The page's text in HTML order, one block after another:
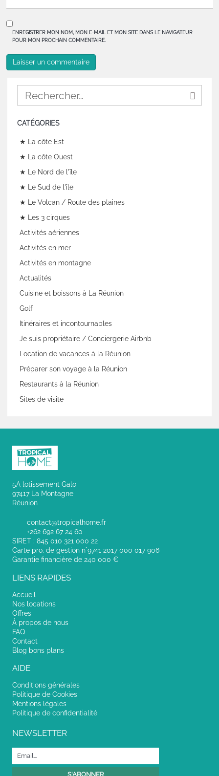
ENREGISTRER MON NOM, MON E-MAIL ET MON SITE DANS LE NAVIGATEUR
POUR MON PROCHAIN COMMENTAIRE.
CATÉGORIES
★ La côte Est
★ La côte Ouest
★ Le Nord de l'île
★ Le Sud de l'île
★ Le Volcan / Route des plaines
★ Les 3 cirques
Activités aériennes
Activités en mer
Activités en montagne
Actualités
Cuisine et boissons à La Réunion
Golf
Itinéraires et incontournables
Je suis propriétaire / Conciergerie Airbnb
Location de vacances à la Réunion
Préparer son voyage à la Réunion
Restaurants à la Réunion
Sites de visite
5A lotissement Galo
97417 La Montagne
Réunion
contact@tropicalhome.fr
+262 692 67 24 60
SIRET : 845 010 321 000 22
Carte pro. de gestion n°9741 2017 000 017 906
Garantie financière de 240 000 €
LIENS RAPIDES
Accueil
Nos locations
Offres
À propos de nous
FAQ
Contact
Blog bons plans
AIDE
Conditions générales
Politique de Cookies
Mentions légales
Politique de confidentialité
NEWSLETTER